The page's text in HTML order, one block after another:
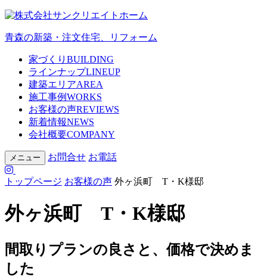
青森の新築・注文住宅、リフォーム
家づくり BUILDING
ラインナップLINEUP
建築エリアAREA
施工事例WORKS
お客様の声REVIEWS
新着情報NEWS
会社概要COMPANY
メニュー お問合せ お電話
トップページ お客様の声 外ヶ浜町 T・K様邸
外ヶ浜町 T・K様邸
間取りプランの良さと、価格で決めま
した